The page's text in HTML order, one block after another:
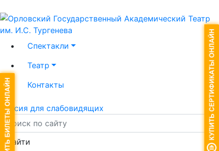
Спектакли
Театр
Контакты
Версия для слабовидящих
Найти